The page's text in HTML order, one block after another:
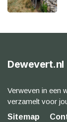
Dewevert.nl
Verweven in een
verzamelt voor
Sitemap